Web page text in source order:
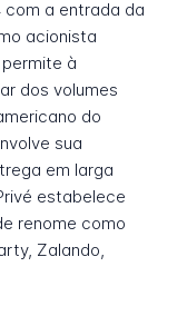
com a entrada da
acionista
à
dos volumes
do
sua
em larga
estabelece
renome como
Zalando,